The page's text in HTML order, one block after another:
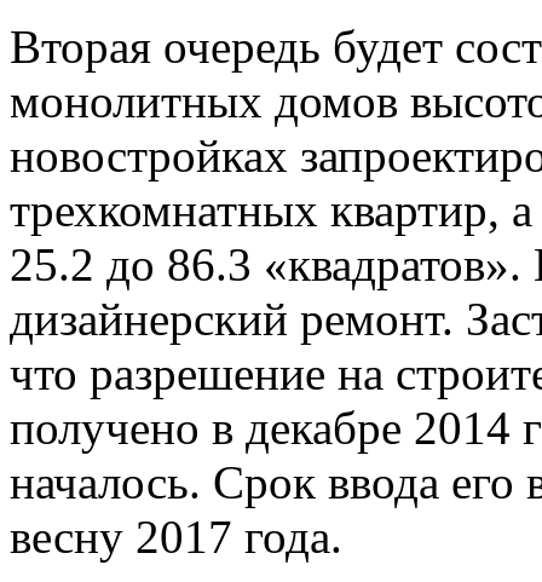
Вторая очередь будет
монолитных домов
новостройках
трехкомнатных квартир,
25.2 до 86.3
дизайнерский ремонт.
что разрешение на
получено в декабре 2014
началось. Срок ввода его
весну 2017 года.